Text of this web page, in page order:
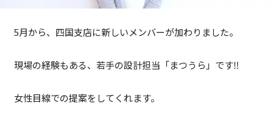
5月から、四国支店に新しいメンバーが加わりました。
現場の経験もある、若手の設計担当「まつうら」です‼︎
女性目線での提案をしてくれます。